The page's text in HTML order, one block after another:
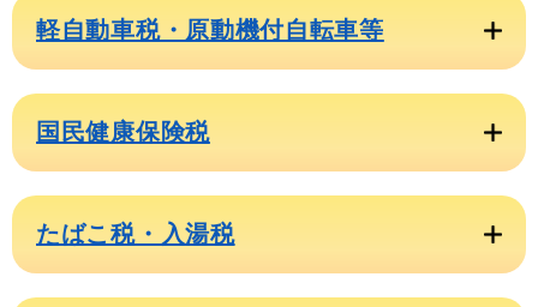
軽自動車税・原動機付自転車等
国民健康保険税
たばこ税・入湯税